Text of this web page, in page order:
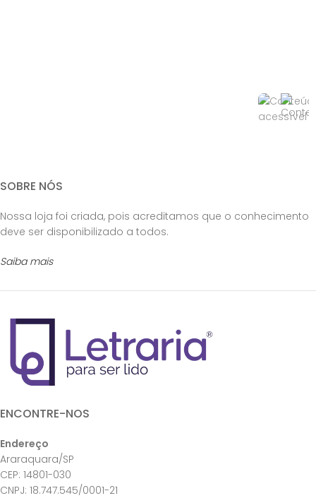
SOBRE NÓS
Nossa loja foi criada, pois acreditamos que o conhecimento
deve ser disponibilizado a todos.
Saiba mais
ENCONTRE-NOS
Endereço
Araraquara/SP
CEP: 14801-030
CNPJ: 18.747.545/0001-21